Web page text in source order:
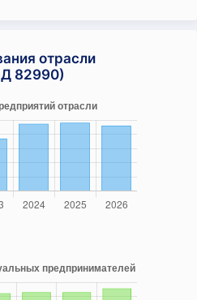
отрасли
82990)